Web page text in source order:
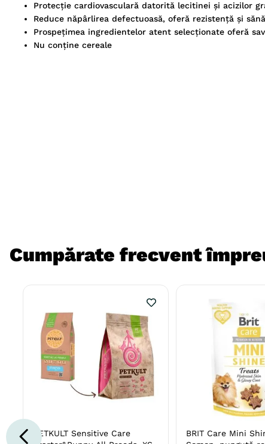
Protecție cardiovasculară datorită lecitinei și acizilor
Reduce năpârlirea defectuoasă, oferă rezistență și
Prospețimea ingredientelor atent selecționate oferă
Nu conține cereale
Cumpărate frecvent
PETKULT Sensitive Care
BRIT Care Mini